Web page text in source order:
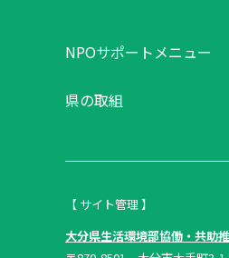
NPOサポートメニュー
県の取組
【 サイト管理 】
大分県生活環境部協働・共助